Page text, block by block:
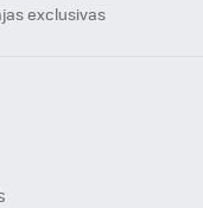
exclusivas